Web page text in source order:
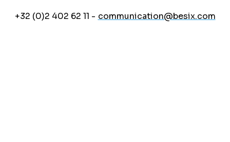
+32 (0)2 402 62 11 - communication@besix.com